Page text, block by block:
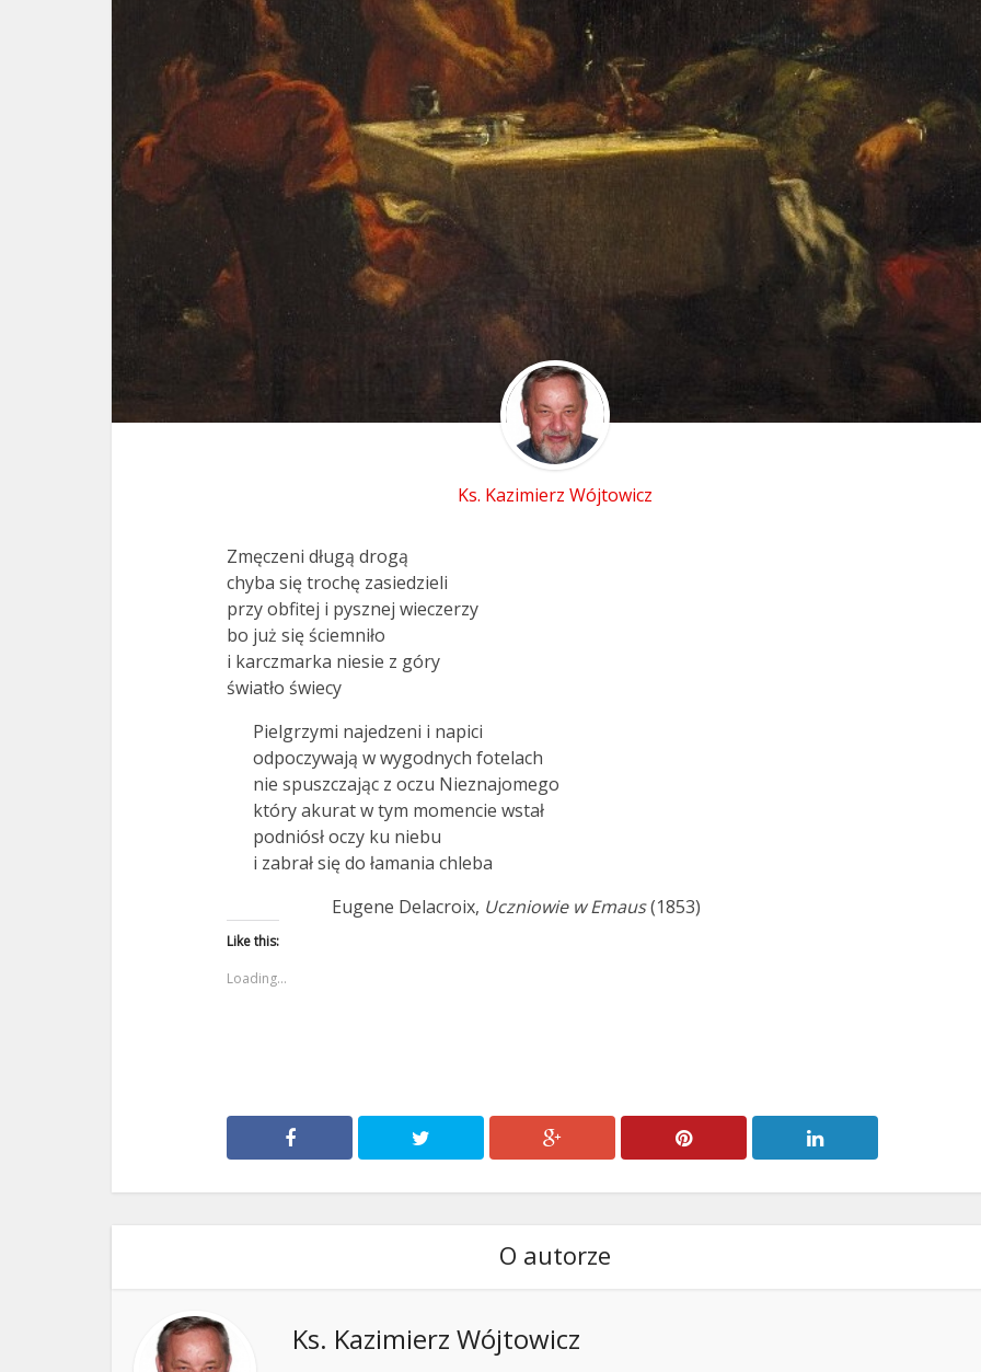
Ks. Kazimierz Wójtowicz
Zmęczeni długą drogą
chyba się trochę zasiedzieli
przy obfitej i pysznej wieczerzy
bo już się ściemniło
i karczmarka niesie z góry
światło świecy
Pielgrzymi najedzeni i napici
odpoczywają w wygodnych fotelach
nie spuszczając z oczu Nieznajomego
który akurat w tym momencie wstał
podniósł oczy ku niebu
i zabrał się do łamania chleba
Eugene Delacroix, Uczniowie w Emaus(1853)
Like this:
Loading...
O autorze
Ks. Kazimierz Wójtowicz